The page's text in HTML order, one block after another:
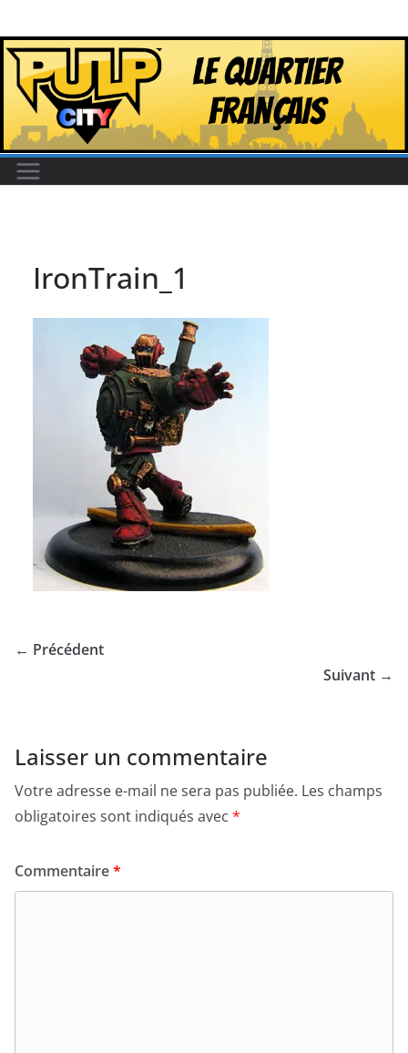
au
contenu
IronTrain_1
← Précédent
Suivant →
Laisser un commentaire
Votre adresse e-mail ne sera pas publiée. Les champs
obligatoires sont indiqués avec *
Commentaire*